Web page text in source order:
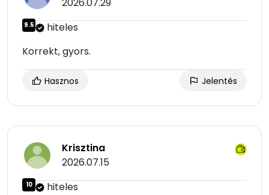
2026.07.29
9.5
hiteles
Korrekt, gyors.
Hasznos Jelentés
Krisztina
2026.07.15
10
hiteles